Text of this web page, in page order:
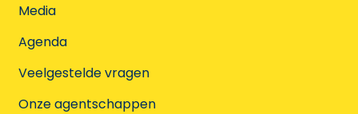
Media
Agenda
Veelgestelde vragen
Onze agentschappen